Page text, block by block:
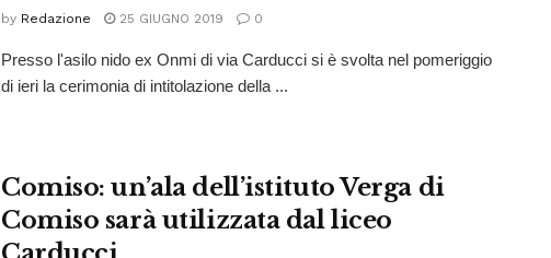
by Redazione 25 GIUGNO 2019 0
Presso l'asilo nido ex Onmi di via Carducci si è svolta nel pomeriggio
di ieri la cerimonia di intitolazione della ...
Comiso: un’ala dell’istituto Verga di
Comiso sarà utilizzata dal liceo